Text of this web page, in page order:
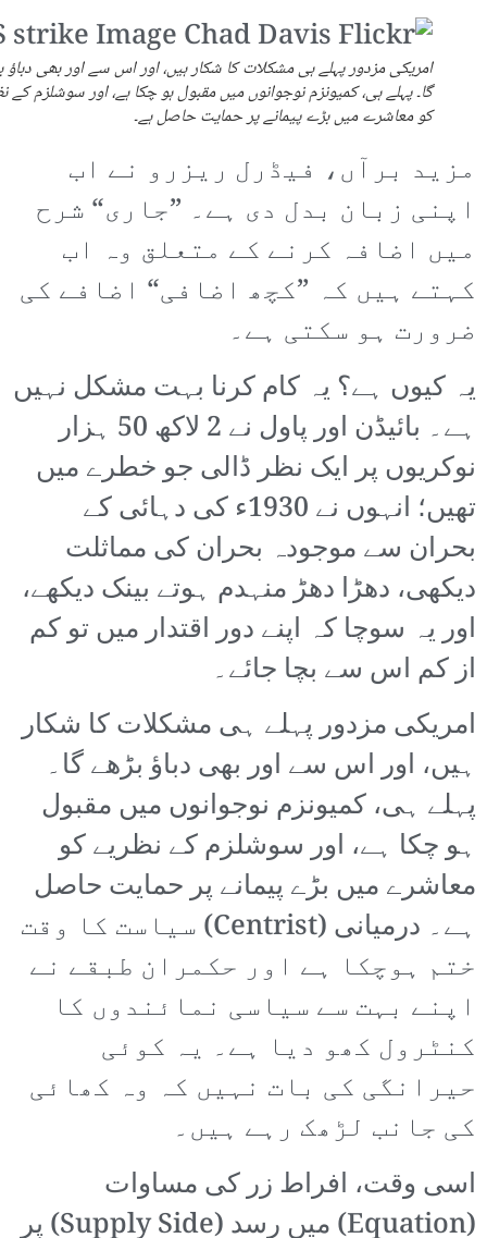
امریکی مزدور پہلے ہی مشکلات کا شکار ہیں، اور اس سے اور بھی دباؤ
گا۔ پہلے ہی، کمیونزم نوجوانوں میں مقبول ہو چکا ہے، اور سوشلزم کے
کو معاشرے میں بڑے پیمانے پر حمایت حاصل ہے۔
مزید برآں، فیڈرل ریزرو نے اب
اپنی زبان بدل دی ہے۔ ”جاری“ شرح
میں اضافہ کرنے کے متعلق وہ اب
کہتے ہیں کہ ”کچھ اضافی“ اضافے کی
ضرورت ہو سکتی ہے۔
یہ کیوں ہے؟ یہ کام کرنا بہت مشکل نہیں
ہے۔ بائیڈن اور پاول نے 2 لاکھ 50 ہزار
نوکریوں پر ایک نظر ڈالی جو خطرے میں
تھیں؛ انہوں نے 1930ء کی دہائی کے
بحران سے موجودہ بحران کی مماثلت
دیکھی، دھڑا دھڑ منہدم ہوتے بینک دیکھے،
اور یہ سوچا کہ اپنے دور اقتدار میں تو کم
از کم اس سے بچا جائے۔
امریکی مزدور پہلے ہی مشکلات کا شکار
ہیں، اور اس سے اور بھی دباؤ بڑھے گا۔
پہلے ہی، کمیونزم نوجوانوں میں مقبول
ہو چکا ہے، اور سوشلزم کے نظریے کو
معاشرے میں بڑے پیمانے پر حمایت حاصل
ہے۔ درمیانی (Centrist) سیاست کا وقت
ختم ہوچکا ہے اور حکمران طبقے نے
اپنے بہت سے سیاسی نمائندوں کا
کنٹرول کھو دیا ہے۔ یہ کوئی
حیرانگی کی بات نہیں کہ وہ کھائی
کی جانب لڑھک رہے ہیں۔
اسی وقت، افراط زر کی مساوات
(Equation) میں رسد (Supply Side) پر